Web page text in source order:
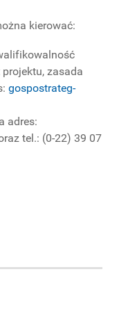
kierować:
zasada
gospostrateg-
adres:
tel.: (0-22) 39 07